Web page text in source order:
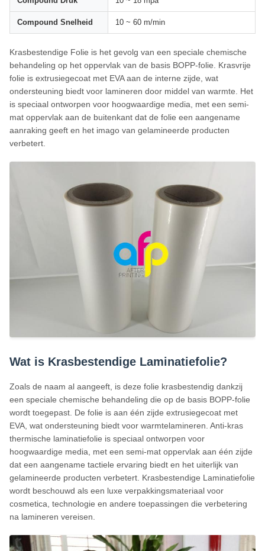
Compound Snelheid 10 ~ 60 m/min
Krasbestendige Folie is het gevolg van een speciale chemische
behandeling op het oppervlak van de basis BOPP-folie. Krasvrije
folie is extrusiegecoat met EVA aan de interne zijde, wat
ondersteuning biedt voor lamineren door middel van warmte. Het
is speciaal ontworpen voor hoogwaardige media, met een semi-
mat oppervlak aan de buitenkant dat de folie een aangename
aanraking geeft en het imago van gelamineerde producten
verbetert.
Wat is Krasbestendige Laminatiefolie?
Zoals de naam al aangeeft, is deze folie krasbestendig dankzij
een speciale chemische behandeling die op de basis BOPP-folie
wordt toegepast. De folie is aan één zijde extrusiegecoat met
EVA, wat ondersteuning biedt voor warmtelamineren. Anti-kras
thermische laminatiefolie is speciaal ontworpen voor
hoogwaardige media, met een semi-mat oppervlak aan één zijde
dat een aangename tactiele ervaring biedt en het uiterlijk van
gelamineerde producten verbetert. Krasbestendige Laminatiefolie
wordt beschouwd als een luxe verpakkingsmateriaal voor
cosmetica, technologie en andere toepassingen die verbetering
na lamineren vereisen.